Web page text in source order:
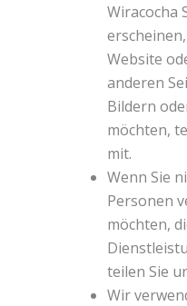
Wiracocha
Website
anderen
Bildern
möchten,
mit.
Wenn Sie
Personen
möchten,
teilen Sie
Wir